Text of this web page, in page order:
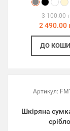
3 100.00
2 490.00
ДО
Артикул:
Шкіряна
срібло